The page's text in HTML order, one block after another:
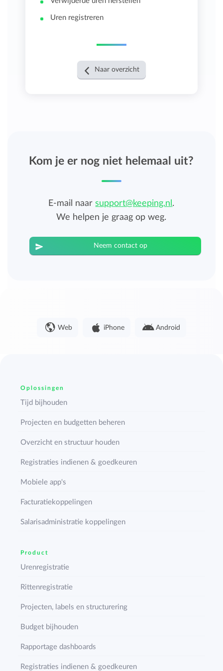
Uren registreren
Naar overzicht
Kom je er nog niet helemaal uit?
E-mail naarsupport@keeping.nl .
We helpen je graag op weg.
Neem contact op
Web iPhone Android
Oplossingen
Tijd bijhouden
Projecten en budgetten beheren
Overzicht en structuur houden
Registraties indienen & goedkeuren
Mobiele app's
Facturatiekoppelingen
Salarisadministratie koppelingen
Product
Urenregistratie
Rittenregistratie
Projecten, labels en structurering
Budget bijhouden
Rapportage dashboards
Registraties indienen & goedkeuren